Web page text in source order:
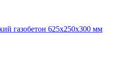
газобетон 625х250х300 мм